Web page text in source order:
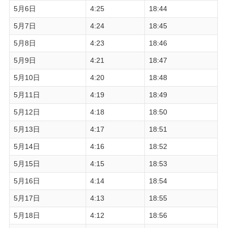
5月6日 4:25 18:44
5月7日 4:24 18:45
5月8日 4:23 18:46
5月9日 4:21 18:47
5月10日 4:20 18:48
5月11日 4:19 18:49
5月12日 4:18 18:50
5月13日 4:17 18:51
5月14日 4:16 18:52
5月15日 4:15 18:53
5月16日 4:14 18:54
5月17日 4:13 18:55
5月18日 4:12 18:56